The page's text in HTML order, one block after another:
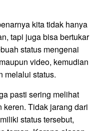
kita tidak hanya
tapi juga bisa bertukar
status mengenai
video, kemudian
melalui status.
pasti sering melihat
keren. Tidak jarang dari
status tersebut,